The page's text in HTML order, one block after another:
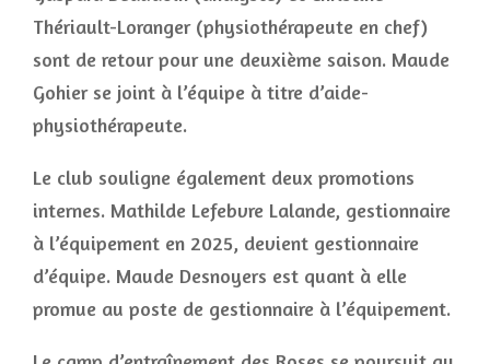
Thériault-Loranger (physiothérapeute en chef)
sont de retour pour une deuxième saison. Maude
Gohier se joint à l’équipe à titre d’aide-
physiothérapeute.
Le club souligne également deux promotions
internes. Mathilde Lefebvre Lalande, gestionnaire
à l’équipement en 2025, devient gestionnaire
d’équipe. Maude Desnoyers est quant à elle
promue au poste de gestionnaire à l’équipement.